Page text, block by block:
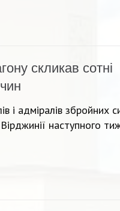
скликав сотні
і адміралів збройних
наступного